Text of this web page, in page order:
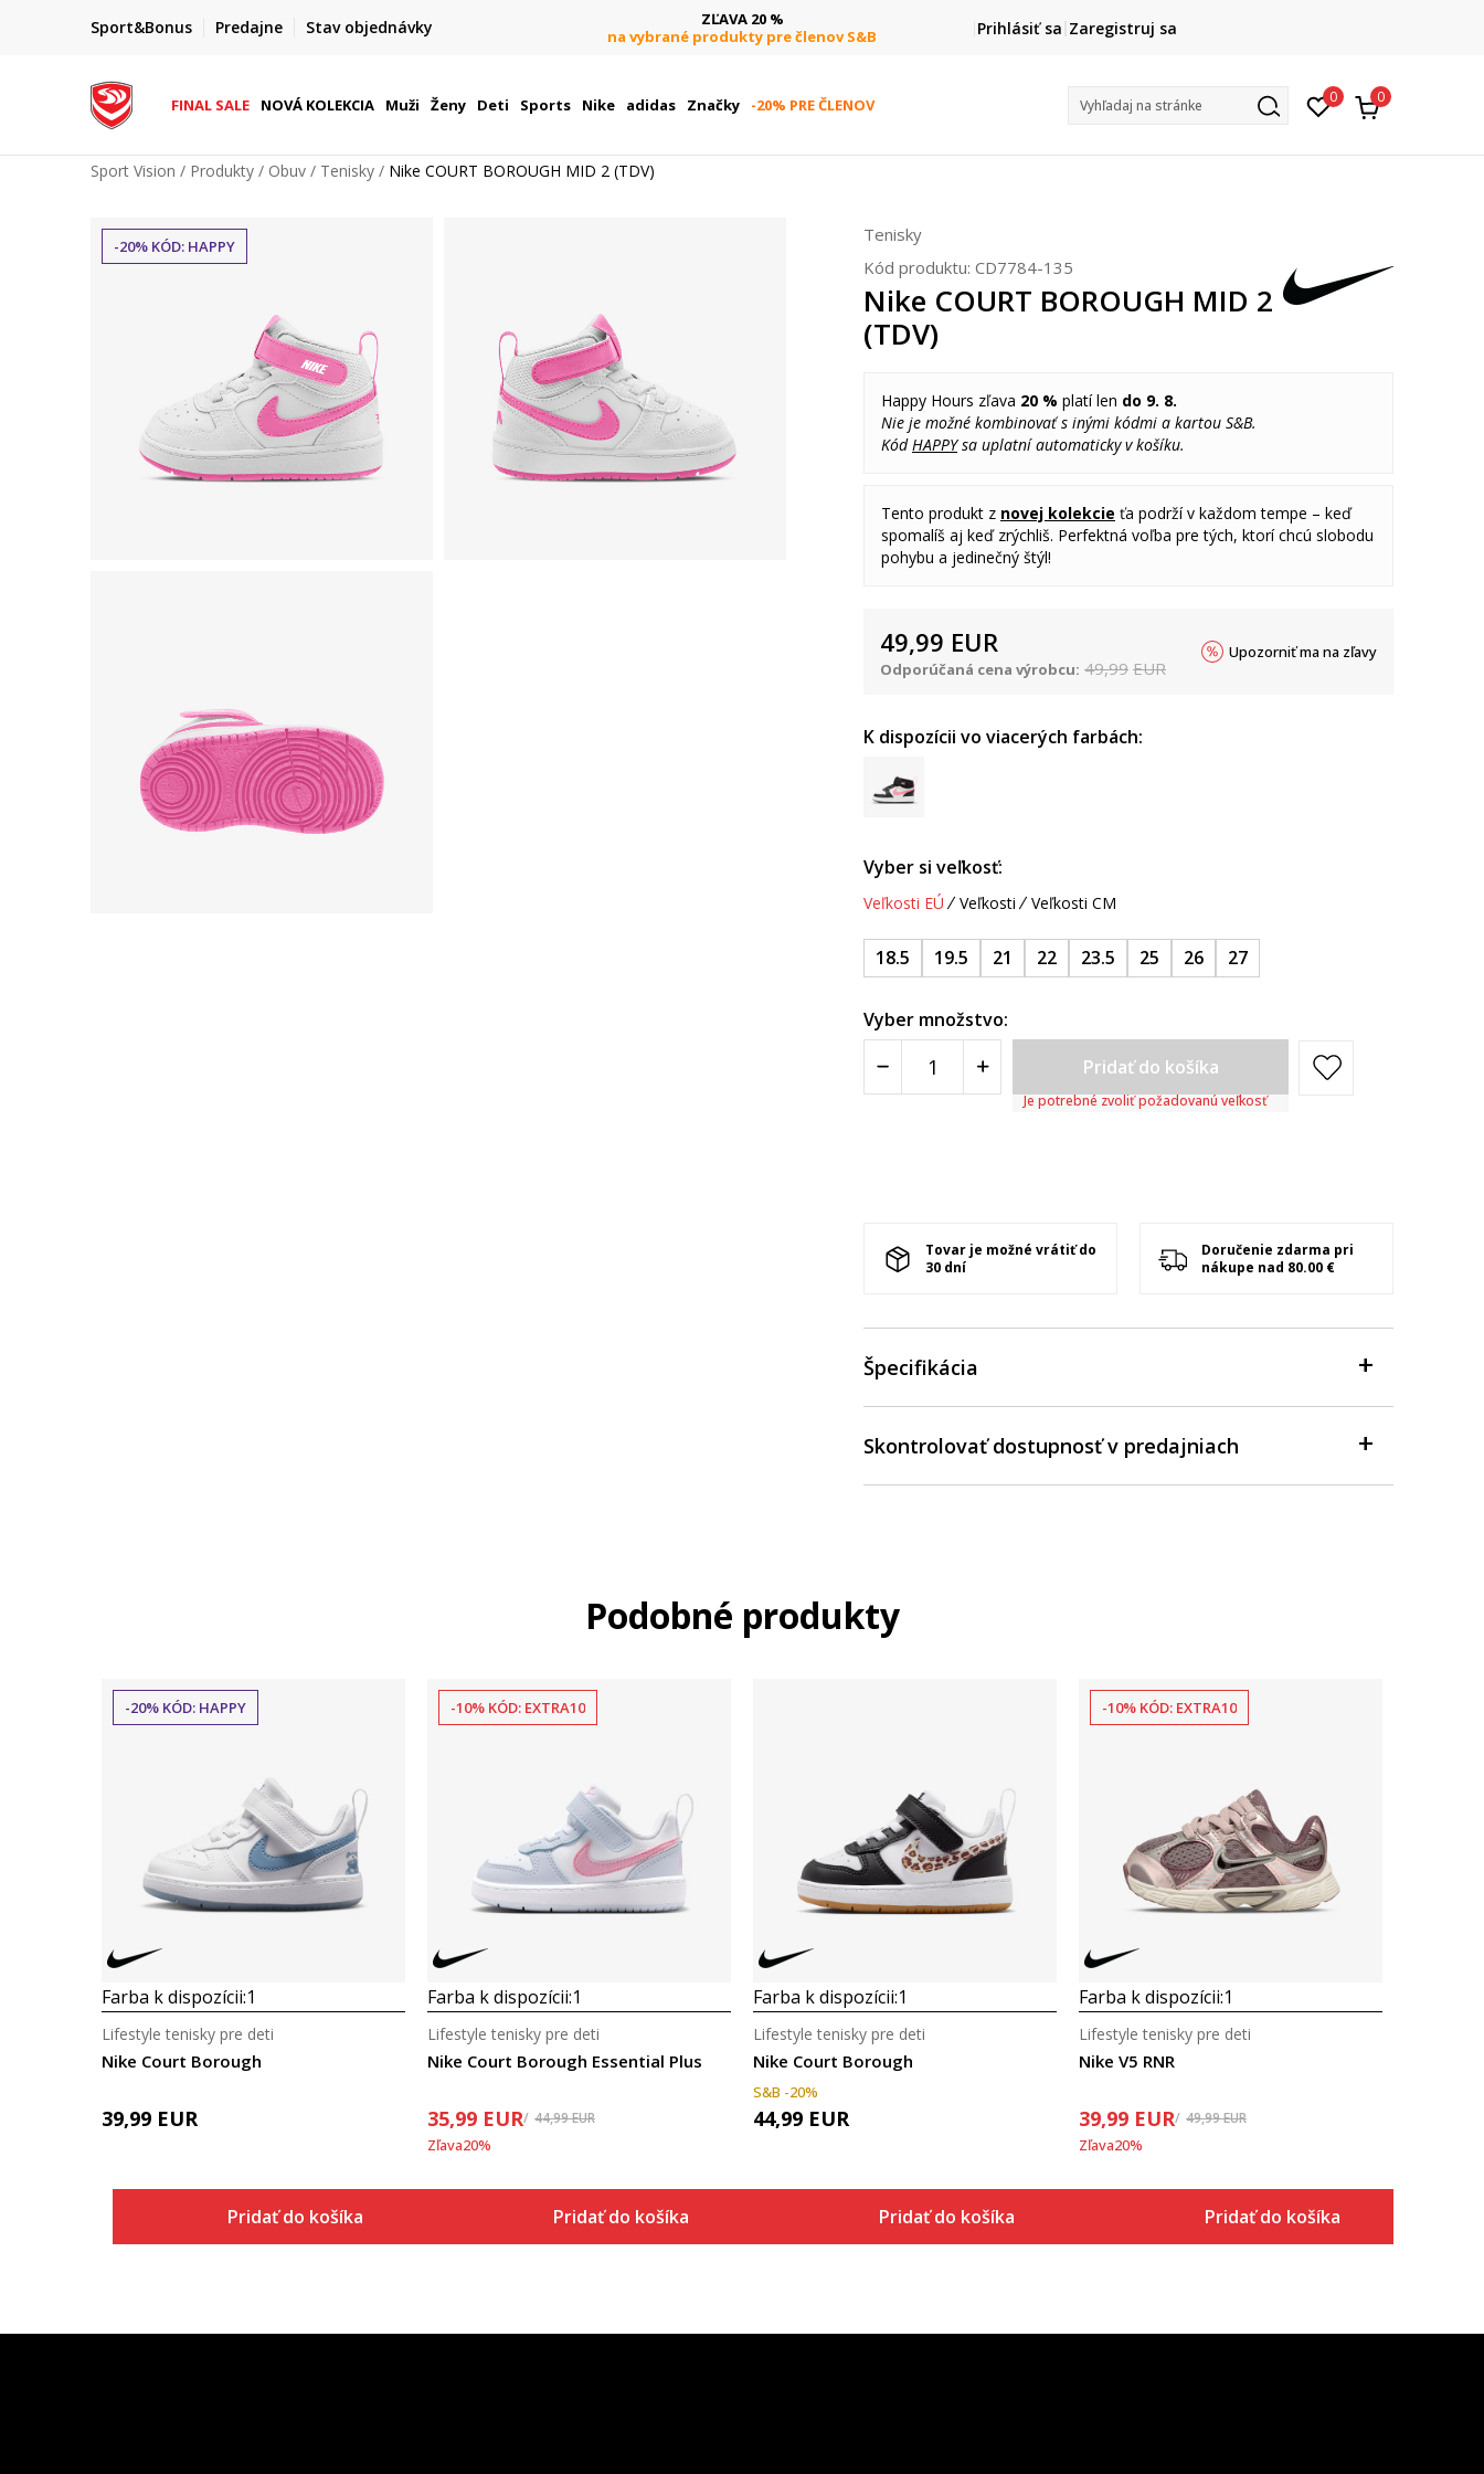
Sport&Bonus Predajne Stav objednávky
FINAL SALE AŽ -60 %
+ extra zľava 10 % len do 9. 8.
ZĽAVA 20 %
na vybrané produkty pre členov S&B
DOPRAVA ZADARMO
pri objednaní nad 80 € (neplatí pre Click&Collect)
Prihlásiť sa Zaregistruj sa
FINAL SALE NOVÁ KOLEKCIA Muži Ženy Deti Sports Nike adidas Značky -20% PRE ČLENOV Vyhľadaj na stránke 0 0
Sport Vision Produkty Obuv Tenisky Nike COURT BOROUGH MID 2 (TDV)
-20% KÓD: HAPPY
Tenisky
Kód produktu: CD7784-135
Nike COURT BOROUGH MID 2
(TDV)
Happy Hours zľava 20 % platí len do 9. 8.
Nie je možné kombinovať s inými kódmi a kartou S&B.
KódHAPPYsa uplatní automaticky v košíku.
Tento produkt z novej kolekcie ťa podrží v každom tempe – keď
spomalíš aj keď zrýchliš. Perfektná voľba pre tých, ktorí chcú slobodu
pohybu a jedinečný štýl!
49,99 EUR
Odporúčaná cena výrobcu: 49,99 EUR
Upozorniť ma na zľavy
K dispozícii vo viacerých farbách:
Vyber si veľkosť:
Veľkosti EÚ Veľkosti Veľkosti CM
18.5 19.5 21 22 23.5 25 26 27
Vyber množstvo:
Pridať do košíka
Je potrebné zvoliť požadovanú veľkosť
Tovar je možné vrátiť do
30 dní
Doručenie zdarma pri
nákupe nad 80.00 €
Špecifikácia
Skontrolovať dostupnosť v predajniach
Podobné produkty
-20% KÓD: HAPPY
Farba k dispozícii:1
Nike Court Borough
Lifestyle tenisky pre deti
39,99 EUR
Pridať do košíka
-10% KÓD: EXTRA10
Farba k dispozícii:1
Nike Court Borough Essential Plus
Lifestyle tenisky pre deti
35,99 EUR 44,99EUR
Zľava20%
Pridať do košíka
Farba k dispozícii:1
Nike Court Borough
Lifestyle tenisky pre deti
S&B -20%
44,99 EUR
Pridať do košíka
-10% KÓD: EXTRA10
Farba k dispozícii:1
Nike V5 RNR
Lifestyle tenisky pre deti
39,99 EUR 49,99EUR
Zľava20%
Pridať do košíka